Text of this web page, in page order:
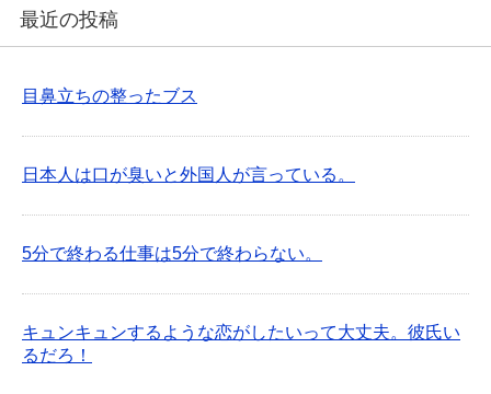
最近の投稿
目鼻立ちの整ったブス
日本人は口が臭いと外国人が言っている。
5分で終わる仕事は5分で終わらない。
キュンキュンするような恋がしたいって大丈夫。彼氏い
るだろ！